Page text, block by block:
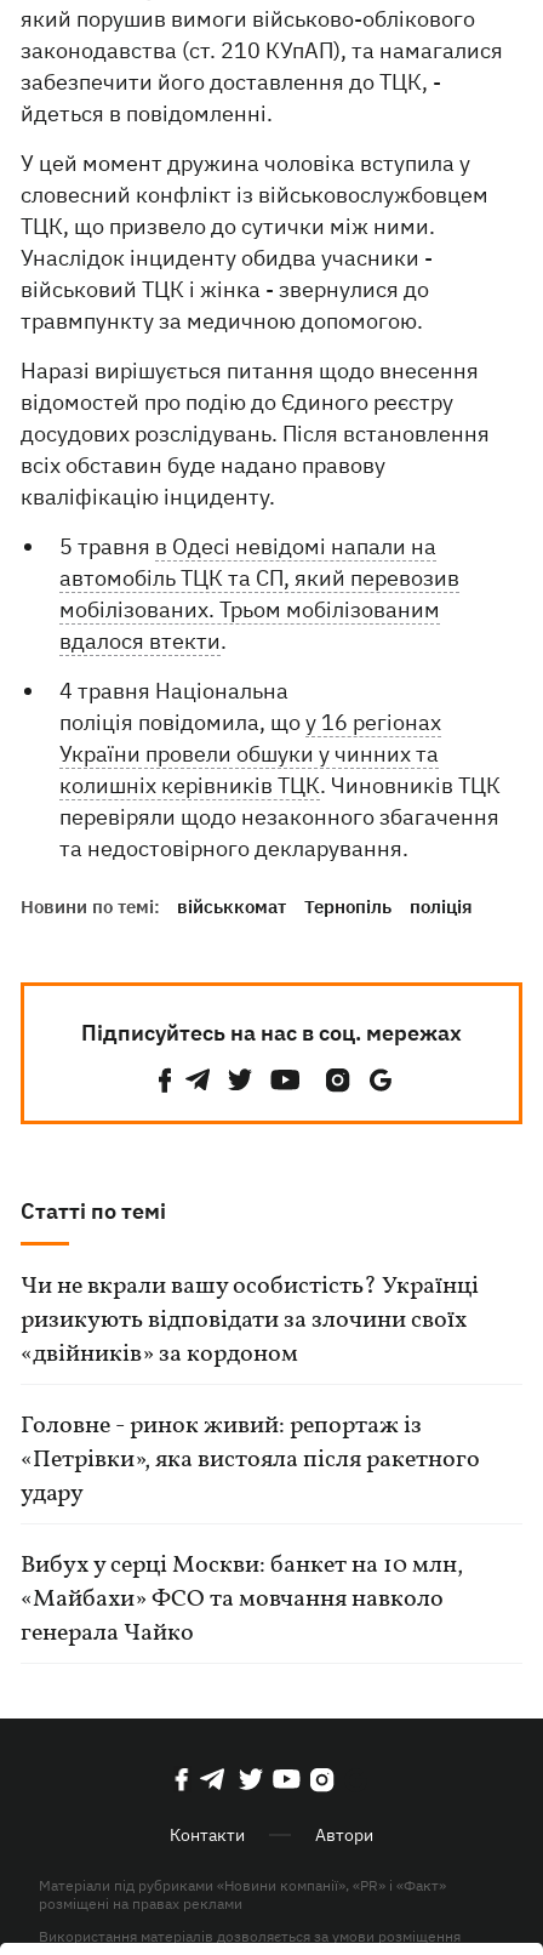
який порушив вимоги військово-облікового
законодавства (ст. 210 КУпАП), та намагалися
забезпечити його доставлення до ТЦК, -
йдеться в повідомленні.
У цей момент дружина чоловіка вступила у
словесний конфлікт із військовослужбовцем
ТЦК, що призвело до сутички між ними.
Унаслідок інциденту обидва учасники -
військовий ТЦК і жінка - звернулися до
травмпункту за медичною допомогою.
Наразі вирішується питання щодо внесення
відомостей про подію до Єдиного реєстру
досудових розслідувань. Після встановлення
всіх обставин буде надано правову
кваліфікацію інциденту.
5 травня в Одесі невідомі напали на
автомобіль ТЦК та СП, який перевозив
мобілізованих. Трьом мобілізованим
вдалося втекти.
4 травня Національна
поліція повідомила, щоу 16 ​​регіонах
України провели обшуки у чинних та
колишніх керівників ТЦК. Чиновників ТЦК
перевіряли щодо незаконного збагачення
та недостовірного декларування.
Новини по темі: військкомат Тернопіль поліція
Підписуйтесь на нас в соц. мережах
Статті по темі
Чи не вкрали вашу особистість? Українці
ризикують відповідати за злочини своїх
«двійників» за кордоном
Головне - ринок живий: репортаж із
«Петрівки», яка вистояла після ракетного
удару
Вибух у серці Москви: банкет на 10 млн,
«Майбахи» ФСО та мовчання навколо
генерала Чайко
Контакти Автори
Матеріали під рубриками «Новини компанії», «PR» і «Факт»
розміщені на правах реклами
Використання матеріалів дозволяється за умови розміщення